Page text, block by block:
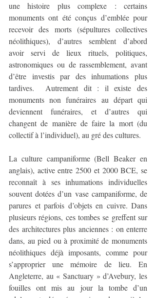
une histoire plus complexe : certains
monuments ont été conçus d’emblée pour
recevoir des morts (sépultures collectives
néolithiques), d’autres semblent d’abord
avoir servi de lieux rituels, politiques,
astronomiques ou de rassemblement, avant
d’être investis par des inhumations plus
tardives.  Autrement dit : il existe des
monuments non funéraires au départ qui
deviennent funéraires, et d’autres qui
changent de manière de faire la mort (du
collectif à l’individuel), au gré des cultures.
La culture campaniforme (Bell Beaker en
anglais), active entre 2500 et 2000 BCE, se
reconnaît à ses inhumations individuelles
souvent dotées d’un vase campaniforme, de
parures et parfois d’objets en cuivre. Dans
plusieurs régions, ces tombes se greffent sur
des architectures plus anciennes : on enterre
dans, au pied ou à proximité de monuments
néolithiques déjà imposants, comme pour
s’approprier une mémoire de lieu. En
Angleterre, au « Sanctuary » d’Avebury, les
fouilles ont mis au jour la tombe d’un